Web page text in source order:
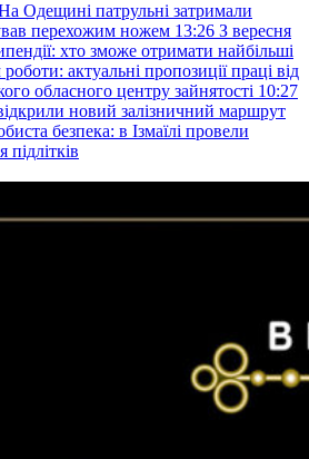
Одещині патрульні затримали
перехожим ножем 13:26 З вересня
хто зможе отримати найбільші
актуальні пропозиції праці від
обласного центру зайнятості 10:27
новий залізничний маршрут
безпека: в Ізмаїлі провели